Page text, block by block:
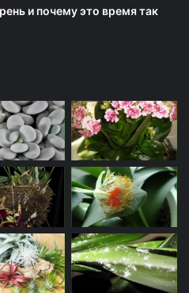
и почему это время так